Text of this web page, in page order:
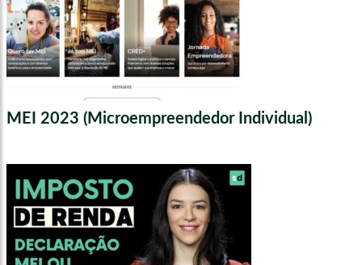
MEI 2023 (Microempreendedor Individual)